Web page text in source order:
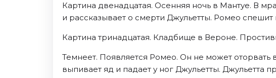
Картина двенадцатая. Осенняя ночь в Мантуе. В
и рассказывает о смерти Джульетты. Ромео спешит
Картина тринадцатая. Кладбище в Вероне.
Темнеет. Появляется Ромео. Он не может
выпивает яд и падает у ног Джульетты. Джульетта